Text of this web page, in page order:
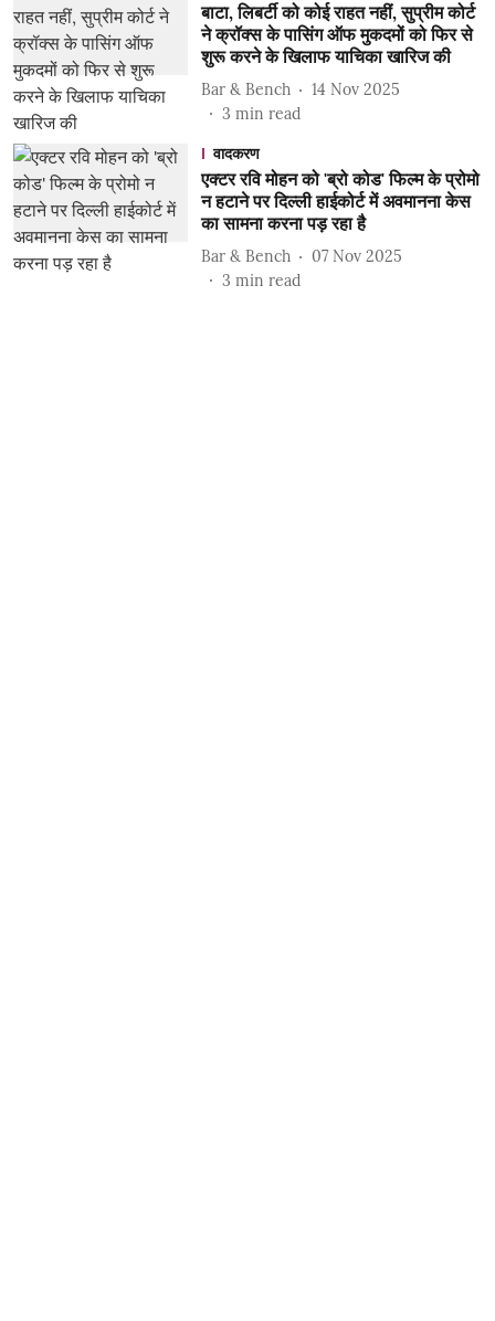
बाटा, लिबर्टी को कोई राहत नहीं, सुप्रीम कोर्ट
ने क्रॉक्स के पासिंग ऑफ मुकदमों को फिर से
शुरू करने के खिलाफ याचिका खारिज की
Bar & Bench
14 Nov 2025
3 min read
वादकरण
एक्टर रवि मोहन को 'ब्रो कोड' फिल्म के प्रोमो
न हटाने पर दिल्ली हाईकोर्ट में अवमानना ​​केस
का सामना करना पड़ रहा है
Bar & Bench
07 Nov 2025
3 min read